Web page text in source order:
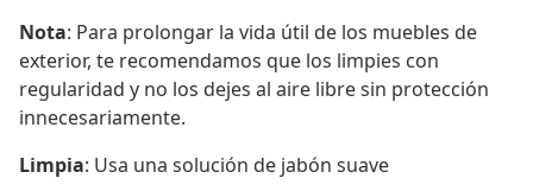
Nota: Para prolongar la vida útil de los muebles de
exterior, te recomendamos que los limpies con
regularidad y no los dejes al aire libre sin protección
innecesariamente.
Limpia: Usa una solución de jabón suave